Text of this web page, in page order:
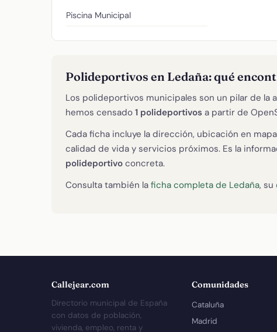
Piscina Municipal
Polideportivos en Ledaña: qué
Los polideportivos municipales son un pilar de la
hemos censado 1 polideportivos a partir de
Cada ficha incluye la dirección, ubicación en
calidad de vida y servicios próximos. Es la
polideportivo concreta.
Consulta también la ficha completa de Ledaña, su
Callejear.com
Directorio municipal de España
con datos de población,
vivienda, empleo, renta y
Comunidades
Cataluña
Madrid